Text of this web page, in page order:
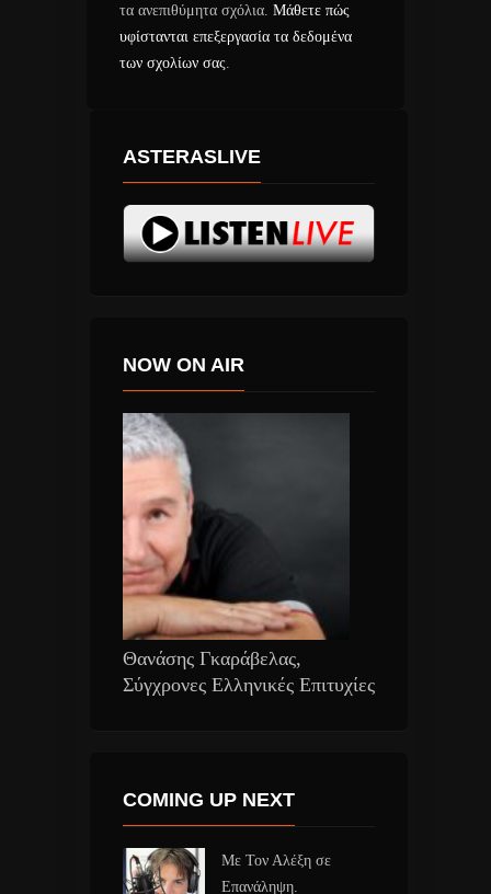
τα ανεπιθύμητα σχόλια. Μάθετε πώς
υφίστανται επεξεργασία τα δεδομένα
των σχολίων σας
ASTERASLIVE
NOW ON AIR
Θανάσης Γκαράβελας,
Σύγχρονες Ελληνικές Επιτυχίες
COMING UP NEXT
Με Τον Αλέξη σε
Επανάληψη.